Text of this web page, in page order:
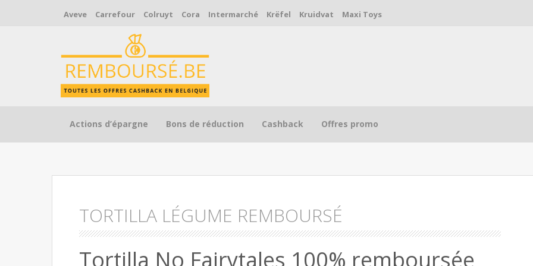
Aveve Carrefour Colruyt Cora Intermarché Krëfel Kruidvat Maxi Toys
Skip to content
Actions d’épargne Bons de réduction Cashback Offres promo
TORTILLA LÉGUME REMBOURSÉ
Tortilla No Fairytales 100% remboursée